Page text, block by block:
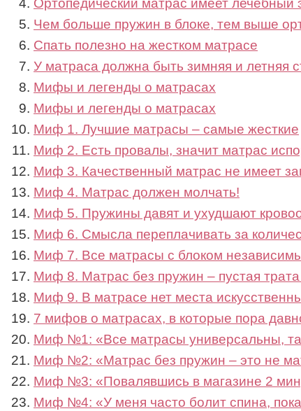
Ортопедический матрас имеет лечебный
Чем больше пружин в блоке, тем выше
Спать полезно на жестком матрасе
У матраса должна быть зимняя и летняя
Мифы и легенды о матрасах
Мифы и легенды о матрасах
Миф 1. Лучшие матрасы – самые жесткие
Миф 2. Есть провалы, значит матрас
Миф 3. Качественный матрас не имеет
Миф 4. Матрас должен молчать!
Миф 5. Пружины давят и ухудшают
Миф 6. Смысла переплачивать за
Миф 7. Все матрасы с блоком
Миф 8. Матрас без пружин – пустая трата
Миф 9. В матрасе нет места
7 мифов о матрасах, в которые пора
Миф №1: «Все матрасы универсальны,
Миф №2: «Матрас без пружин – это не
Миф №3: «Повалявшись в магазине 2
Миф №4: «У меня часто болит спина,